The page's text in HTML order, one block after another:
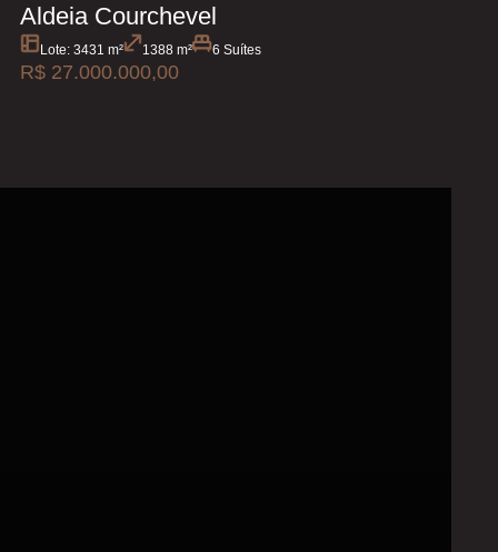
Aldeia Courchevel
Lote: 3431 m² 1388 m² 6 Suítes
R$ 27.000.000,00